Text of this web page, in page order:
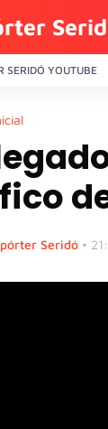
SERIDÓ YOUTUBE
Seridó •